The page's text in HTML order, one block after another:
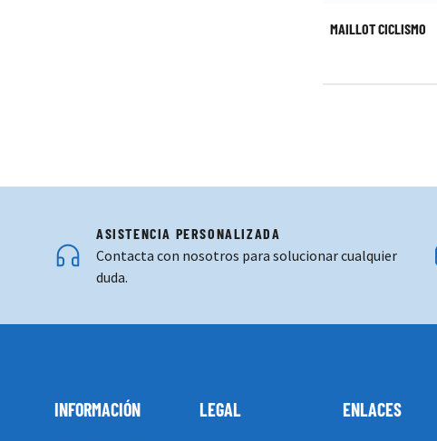
MAILLOT CICLISMO
ASISTENCIA PERSONALIZADA
Contacta con nosotros para solucionar cualquier
duda.
INFORMACIÓN LEGAL ENLACES